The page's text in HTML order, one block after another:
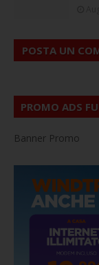
POSTA UN
PROMO ADS
Banner Promo